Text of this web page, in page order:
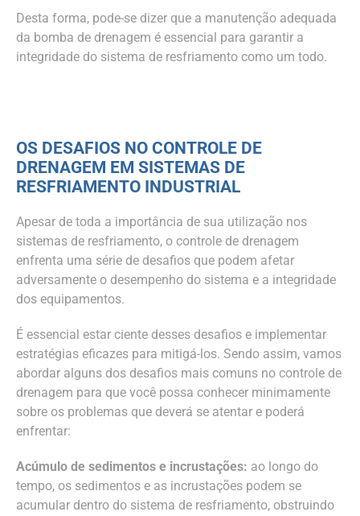
Desta forma, pode-se dizer que a manutenção adequada
da bomba de drenagem é essencial para garantir a
integridade do sistema de resfriamento como um todo.
OS DESAFIOS NO CONTROLE DE
DRENAGEM EM SISTEMAS DE
RESFRIAMENTO INDUSTRIAL
Apesar de toda a importância de sua utilização nos
sistemas de resfriamento, o controle de drenagem
enfrenta uma série de desafios que podem afetar
adversamente o desempenho do sistema e a integridade
dos equipamentos.
É essencial estar ciente desses desafios e implementar
estratégias eficazes para mitigá-los. Sendo assim, vamos
abordar alguns dos desafios mais comuns no controle de
drenagem para que você possa conhecer minimamente
sobre os problemas que deverá se atentar e poderá
enfrentar:
Acúmulo de sedimentos e incrustações: ao longo do
tempo, os sedimentos e as incrustações podem se
acumular dentro do sistema de resfriamento, obstruindo